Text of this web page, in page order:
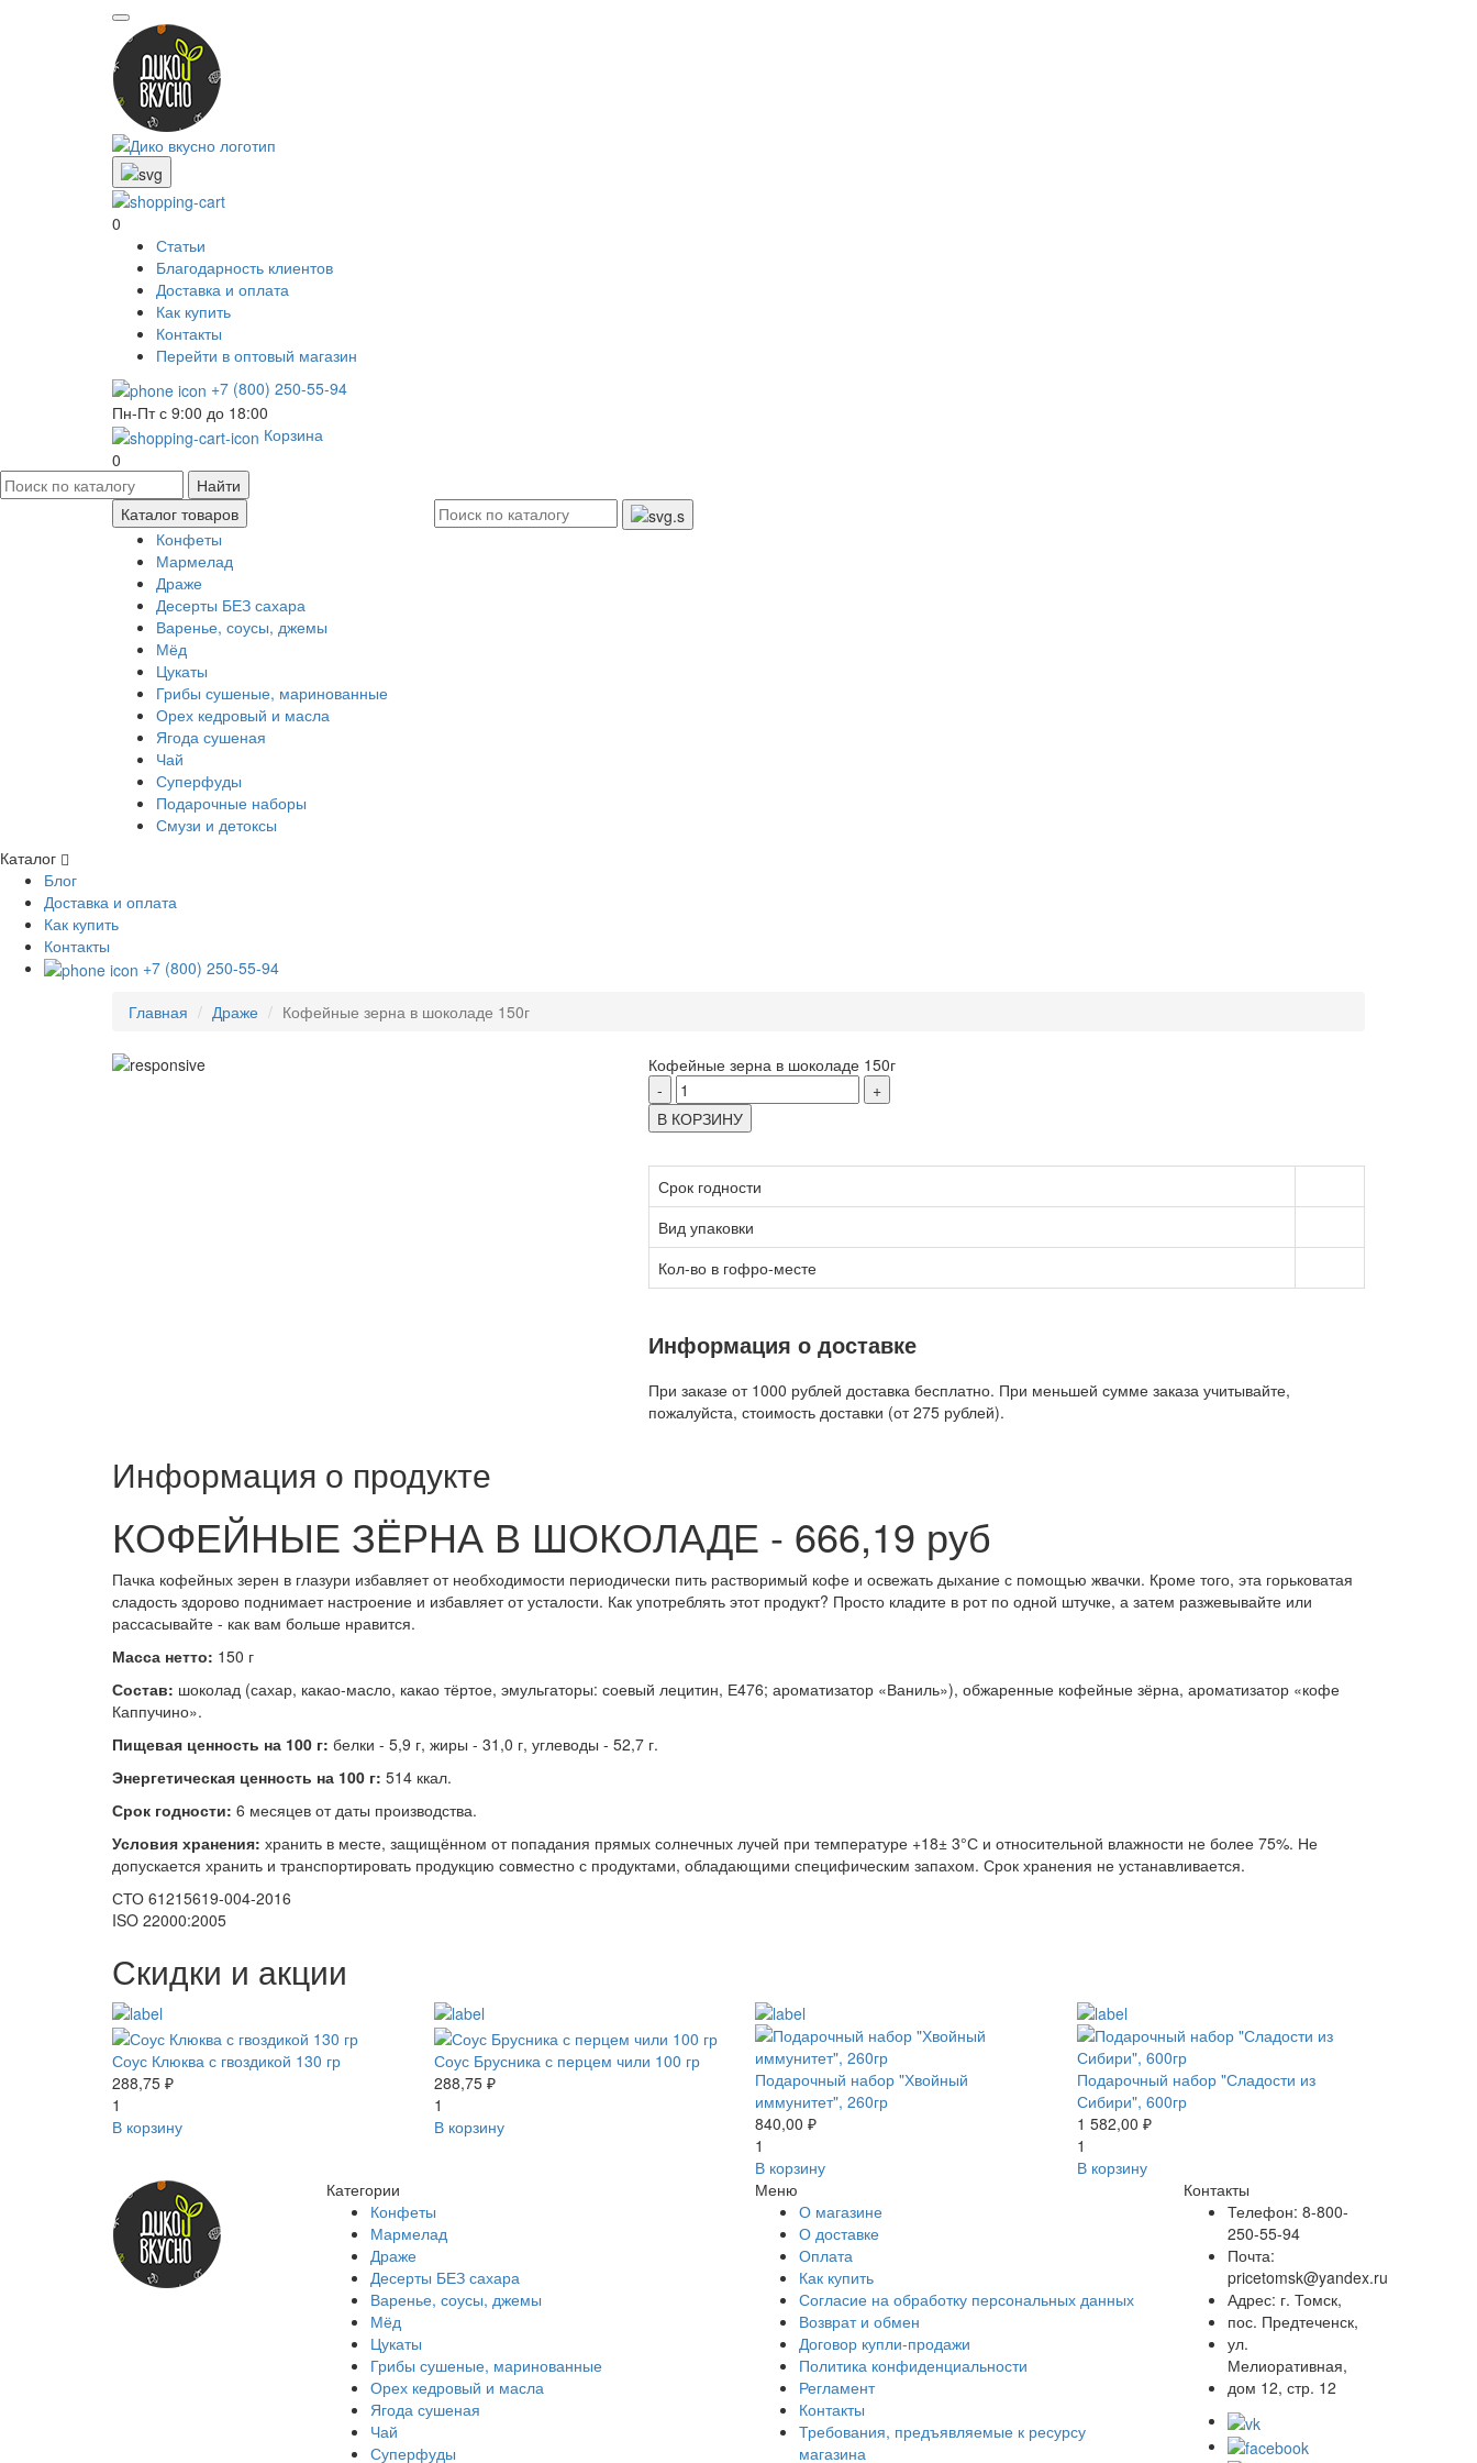
0
Статьи
Благодарность клиентов
Доставка и оплата
Как купить
Контакты
Перейти в оптовый магазин
+7 (800) 250-55-94
Пн-Пт с 9:00 до 18:00
Корзина
0
Найти
Каталог товаров
Конфеты
Мармелад
Драже
Десерты БЕЗ сахара
Варенье, соусы, джемы
Мёд
Цукаты
Грибы сушеные, маринованные
Орех кедровый и масла
Ягода сушеная
Чай
Суперфуды
Подарочные наборы
Смузи и детоксы
Каталог
Блог
Доставка и оплата
Как купить
Контакты
+7 (800) 250-55-94
Главная Драже Кофейные зерна в шоколаде 150г
Кофейные зерна в шоколаде 150г
-
+
В КОРЗИНУ
Срок годности
Вид упаковки
Кол-во в гофро-месте
Информация о доставке
При заказе от 1000 рублей доставка бесплатно. При меньшей сумме заказа учитывайте,
пожалуйста, стоимость доставки (от 275 рублей).
Информация о продукте
КОФЕЙНЫЕ ЗЁРНА В ШОКОЛАДЕ - 666,19 руб
Пачка кофейных зерен в глазури избавляет от необходимости периодически пить растворимый кофе и освежать дыхание с помощью жвачки. Кроме того, эта горьковатая
сладость здорово поднимает настроение и избавляет от усталости. Как употреблять этот продукт? Просто кладите в рот по одной штучке, а затем разжевывайте или
рассасывайте - как вам больше нравится.
Масса нетто: 150 г
Состав: шоколад (сахар, какао-масло, какао тёртое, эмульгаторы: соевый лецитин, Е476; ароматизатор «Ваниль»), обжаренные кофейные зёрна, ароматизатор «кофе
Каппучино».
Пищевая ценность на 100 г: белки - 5,9 г, жиры - 31,0 г, углеводы - 52,7 г.
Энергетическая ценность на 100 г: 514 ккал.
Срок годности: 6 месяцев от даты производства.
Условия хранения: хранить в месте, защищённом от попадания прямых солнечных лучей при температуре +18± 3°С и относительной влажности не более 75%. Не
допускается хранить и транспортировать продукцию совместно с продуктами, обладающими специфическим запахом. Срок хранения не устанавливается.
СТО 61215619-004-2016
ISO 22000:2005
Скидки и акции
Соус Клюква с гвоздикой 130 гр
288,75 ₽
1
В корзину
Соус Брусника с перцем чили 100 гр
288,75 ₽
1
В корзину
Подарочный набор "Хвойный
иммунитет", 260гр
840,00 ₽
1
В корзину
Подарочный набор "Сладости из
Сибири", 600гр
1 582,00 ₽
1
В корзину
Категории
Конфеты
Мармелад
Драже
Десерты БЕЗ сахара
Варенье, соусы, джемы
Мёд
Цукаты
Грибы сушеные, маринованные
Орех кедровый и масла
Ягода сушеная
Чай
Суперфуды
Меню
О магазине
О доставке
Оплата
Как купить
Согласие на обработку персональных данных
Возврат и обмен
Договор купли-продажи
Политика конфиденциальности
Регламент
Контакты
Требования, предъявляемые к ресурсу
магазина
Контакты
Телефон: 8-800-
250-55-94
Почта:
pricetomsk@yandex.ru
Адрес: г. Томск,
пос. Предтеченск,
ул.
Мелиоративная,
дом 12, стр. 12